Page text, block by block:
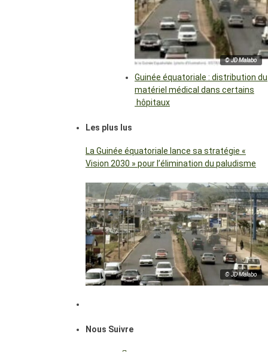
© JD Malabo
Guinée équatoriale : distribution du
matériel médical dans certains
hôpitaux
Les plus lus
La Guinée équatoriale lance sa stratégie «
Vision 2030 » pour l’élimination du paludisme
© JD Malabo
Nous Suivre